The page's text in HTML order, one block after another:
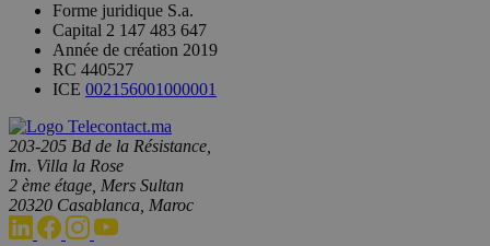
Forme juridique S.a.
Capital 2 147 483 647
Année de création 2019
RC 440527
ICE 002156001000001
203-205 Bd de la Résistance,
Im. Villa la Rose
2 ème étage, Mers Sultan
20320 Casablanca, Maroc